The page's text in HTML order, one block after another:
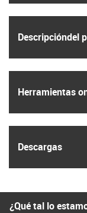
Descripción­del
Herramientas
Descargas
¿Qué tal lo